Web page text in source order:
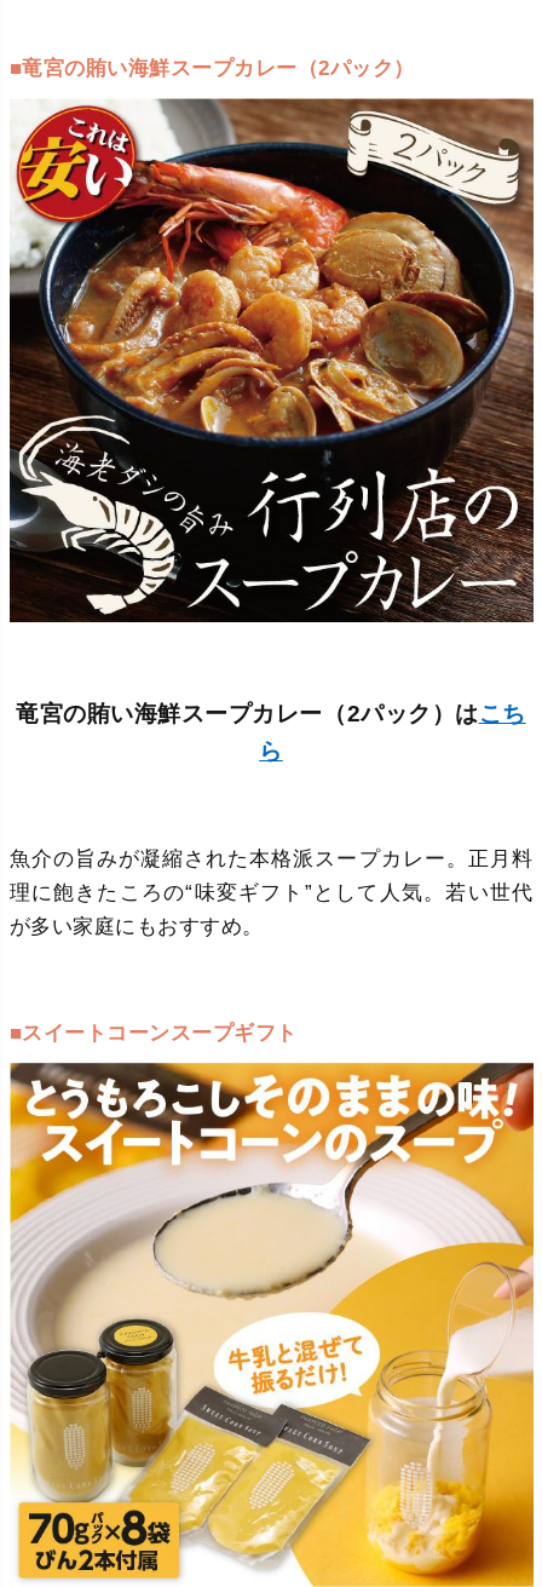
■竜宮の賄い海鮮スープカレー（2パック）
竜宮の賄い海鮮スープカレー（2パック）はこち
ら
魚介の旨みが凝縮された本格派スープカレー。正月料
理に飽きたころの“味変ギフト”として人気。若い世代
が多い家庭にもおすすめ。
■スイートコーンスープギフト